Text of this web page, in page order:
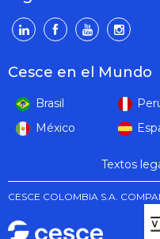
Cesce en el Mundo
Brasil
México
Textos
CESCE COLOMBIA S.A.